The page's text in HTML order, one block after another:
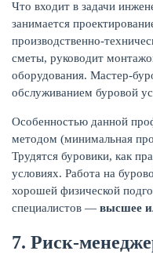
Что входит в задачи
занимается
производственно-
сметы, руководит
оборудования. Мастер-
обслуживанием буровой
Особенностью данной
методом (минимальная
Трудятся буровики, как
условиях. Работа на
хорошей физической
специалистов — высшее
7. Риск-